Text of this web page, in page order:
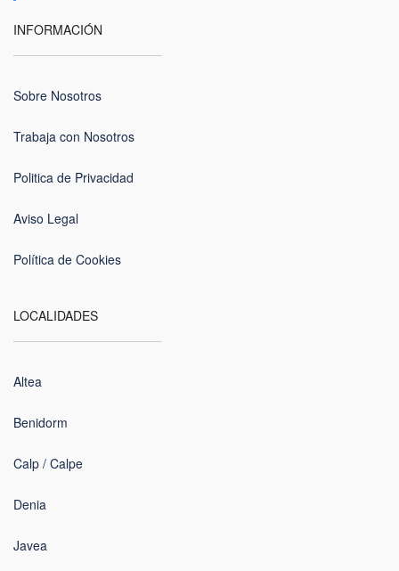
INFORMACIÓN
Sobre Nosotros
Trabaja con Nosotros
Politica de Privacidad
Aviso Legal
Política de Cookies
LOCALIDADES
Altea
Benidorm
Calp / Calpe
Denia
Javea